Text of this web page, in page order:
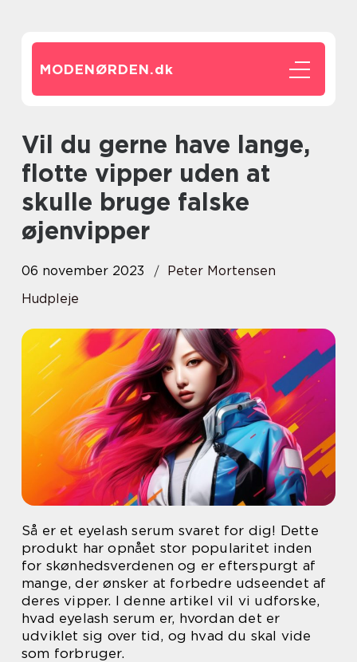
MODENØRDEN.dk
Vil du gerne have lange,
flotte vipper uden at
skulle bruge falske
øjenvipper
06 november 2023
Peter Mortensen
Hudpleje
Så er et eyelash serum svaret for dig! Dette
produkt har opnået stor popularitet inden
for skønhedsverdenen og er efterspurgt af
mange, der ønsker at forbedre udseendet af
deres vipper. I denne artikel vil vi udforske,
hvad eyelash serum er, hvordan det er
udviklet sig over tid, og hvad du skal vide
som forbruger.